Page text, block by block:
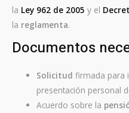
la Ley 962 de 2005 y el
la reglamenta.
Documentos
Solicitud firmada para
presentación personal
Acuerdo sobre la